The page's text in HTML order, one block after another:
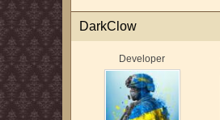
DarkClow
Developer